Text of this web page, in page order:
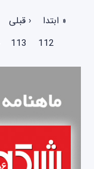
صفحه‌ها
« ابتدا ‹ قبلی
112
113